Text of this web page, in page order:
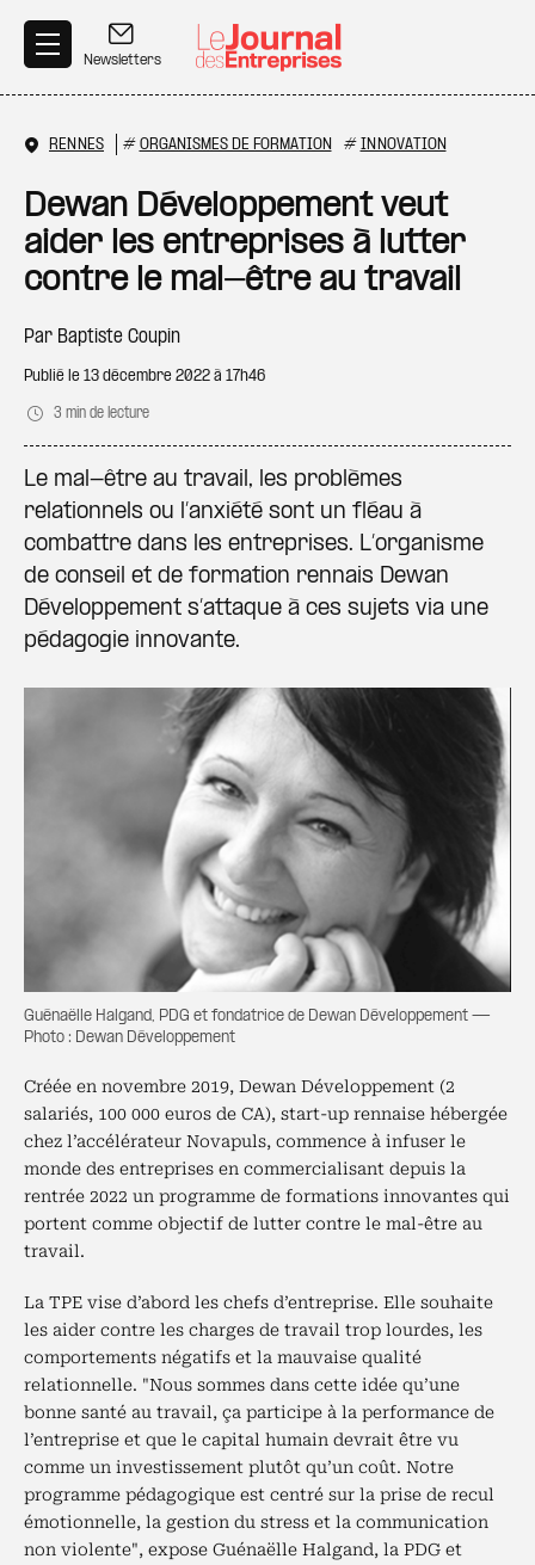
Newsletters
RENNES # ORGANISMES DE FORMATION # INNOVATION
Dewan Développement veut
aider les entreprises à lutter
contre le mal-être au travail
Par Baptiste Coupin
Publié le 13 décembre 2022 à 17h46
3 min de lecture
Le mal-être au travail, les problèmes
relationnels ou l’anxiété sont un fléau à
combattre dans les entreprises. L’organisme
de conseil et de formation rennais Dewan
Développement s’attaque à ces sujets via une
pédagogie innovante.
Guénaëlle Halgand, PDG et fondatrice de Dewan Développement —
Photo : Dewan Développement
Créée en novembre 2019, Dewan Développement (2
salariés, 100 000 euros de CA), start-up rennaise hébergée
chez l’accélérateur Novapuls, commence à infuser le
monde des entreprises en commercialisant depuis la
rentrée 2022 un programme de formations innovantes qui
portent comme objectif de lutter contre le mal-être au
travail.
La TPE vise d’abord les chefs d’entreprise. Elle souhaite
les aider contre les charges de travail trop lourdes, les
comportements négatifs et la mauvaise qualité
relationnelle. "Nous sommes dans cette idée qu’une
bonne santé au travail, ça participe à la performance de
l’entreprise et que le capital humain devrait être vu
comme un investissement plutôt qu’un coût. Notre
programme pédagogique est centré sur la prise de recul
émotionnelle, la gestion du stress et la communication
non violente", expose Guénaëlle Halgand, la PDG et